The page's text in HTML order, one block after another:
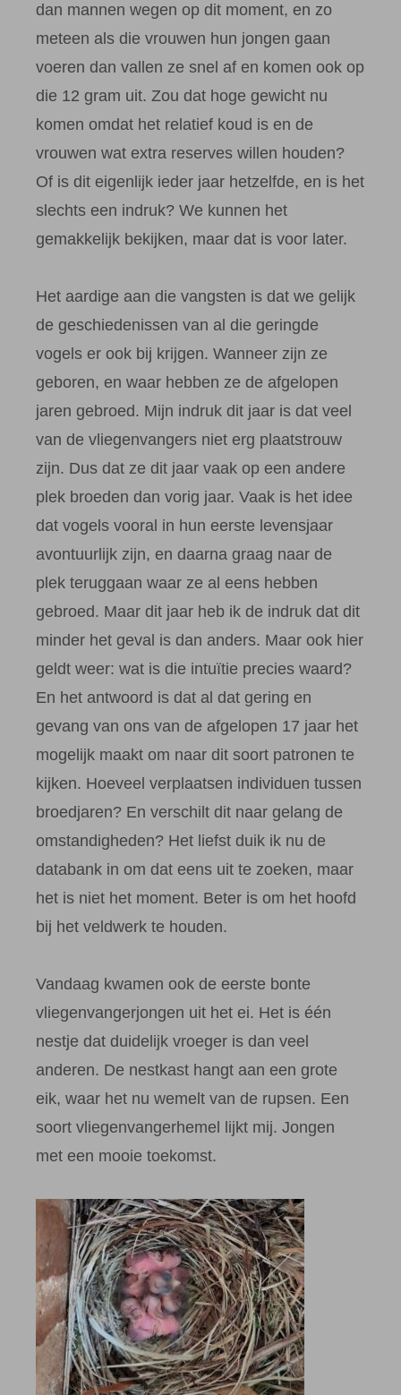
dan mannen wegen op dit moment, en zo
meteen als die vrouwen hun jongen gaan
voeren dan vallen ze snel af en komen ook op
die 12 gram uit. Zou dat hoge gewicht nu
komen omdat het relatief koud is en de
vrouwen wat extra reserves willen houden?
Of is dit eigenlijk ieder jaar hetzelfde, en is het
slechts een indruk? We kunnen het
gemakkelijk bekijken, maar dat is voor later.
Het aardige aan die vangsten is dat we gelijk
de geschiedenissen van al die geringde
vogels er ook bij krijgen. Wanneer zijn ze
geboren, en waar hebben ze de afgelopen
jaren gebroed. Mijn indruk dit jaar is dat veel
van de vliegenvangers niet erg plaatstrouw
zijn. Dus dat ze dit jaar vaak op een andere
plek broeden dan vorig jaar. Vaak is het idee
dat vogels vooral in hun eerste levensjaar
avontuurlijk zijn, en daarna graag naar de
plek teruggaan waar ze al eens hebben
gebroed. Maar dit jaar heb ik de indruk dat dit
minder het geval is dan anders. Maar ook hier
geldt weer: wat is die intuïtie precies waard?
En het antwoord is dat al dat gering en
gevang van ons van de afgelopen 17 jaar het
mogelijk maakt om naar dit soort patronen te
kijken. Hoeveel verplaatsen individuen tussen
broedjaren? En verschilt dit naar gelang de
omstandigheden? Het liefst duik ik nu de
databank in om dat eens uit te zoeken, maar
het is niet het moment. Beter is om het hoofd
bij het veldwerk te houden.
Vandaag kwamen ook de eerste bonte
vliegenvangerjongen uit het ei. Het is één
nestje dat duidelijk vroeger is dan veel
anderen. De nestkast hangt aan een grote
eik, waar het nu wemelt van de rupsen. Een
soort vliegenvangerhemel lijkt mij. Jongen
met een mooie toekomst.